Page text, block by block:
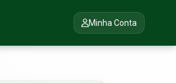
Minha Conta